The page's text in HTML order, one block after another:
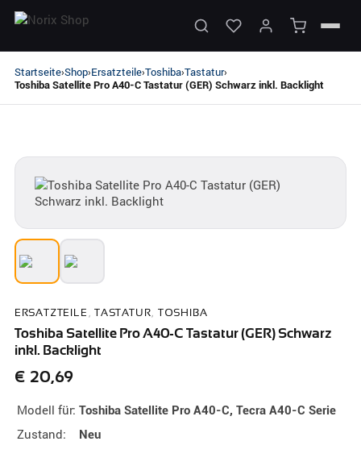
Startseite›Shop›Ersatzteile›Toshiba›Tastatur›
Toshiba Satellite Pro A40-C Tastatur (GER) Schwarz inkl. Backlight
ERSATZTEILE ,TASTATUR, TOSHIBA
Toshiba Satellite Pro A40-C Tastatur (GER) Schwarz
inkl. Backlight
€ 20,69
Modell für: Toshiba Satellite Pro A40-C, Tecra A40-C Serie
Zustand: Neu